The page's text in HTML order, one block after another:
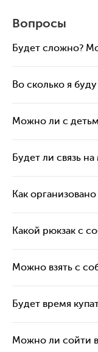
Вопросы
Будет сложно?
Во сколько я
Можно ли с
Будет ли связь
Как
Какой рюкзак с
Можно взять с
Будет время
Можно ли сойти